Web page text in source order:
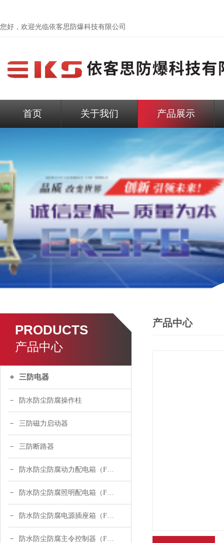
您好，欢迎光临依客思防爆科技有限公司
首页 关于我们 产品展示
PRODUCTS
产品中心
三防电器
防水防尘防腐操作柱
三防磁力启动器
三防断路器
防水防尘防腐动力配电箱（FXD-S）
防水防尘防腐照明配电箱（FXM-S）
防水防尘防腐电源插座箱（FXX-T）
防水防尘防腐主令控制器（FZA）
产品中心